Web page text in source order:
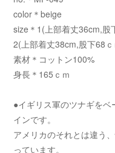
color＊beige
size＊1(上部着丈36cm,股
2(上部着丈38cm,股下68
素材＊コットン100%
身長＊165ｃｍ
●イギリス軍のツナギを
インです。
アメリカのそれとは違う
っています。